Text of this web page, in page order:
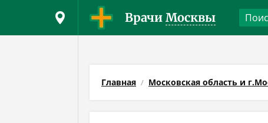
Врачи Москвы
Главная Московская область и